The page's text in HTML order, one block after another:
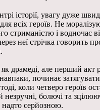
історії, увагу дуже
всіх героїв. Не
і водночас
неї стрічка
драмеді, але перший
починає
коли четверо героїв
болючі та
надто серйозною.